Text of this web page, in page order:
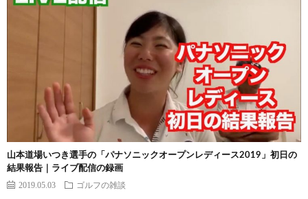
山本道場いつき選手の「パナソニックオープンレディース2019」初日の
結果報告｜ライブ配信の録画
2019.05.03 ゴルフの雑談